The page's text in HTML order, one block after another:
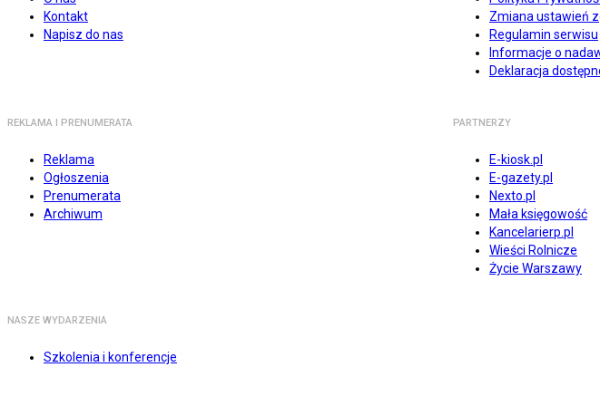
Kontakt
Napisz do nas
Zmiana ustawień
Regulamin serwisu
Informacje o
Deklaracja
REKLAMA I PRENUMERATA
Reklama
Ogłoszenia
Prenumerata
Archiwum
PARTNERZY
E-kiosk.pl
E-gazety.pl
Nexto.pl
Mała księgowość
Kancelarierp.pl
Wieści Rolnicze
Życie Warszawy
NASZE WYDARZENIA
Szkolenia i konferencje